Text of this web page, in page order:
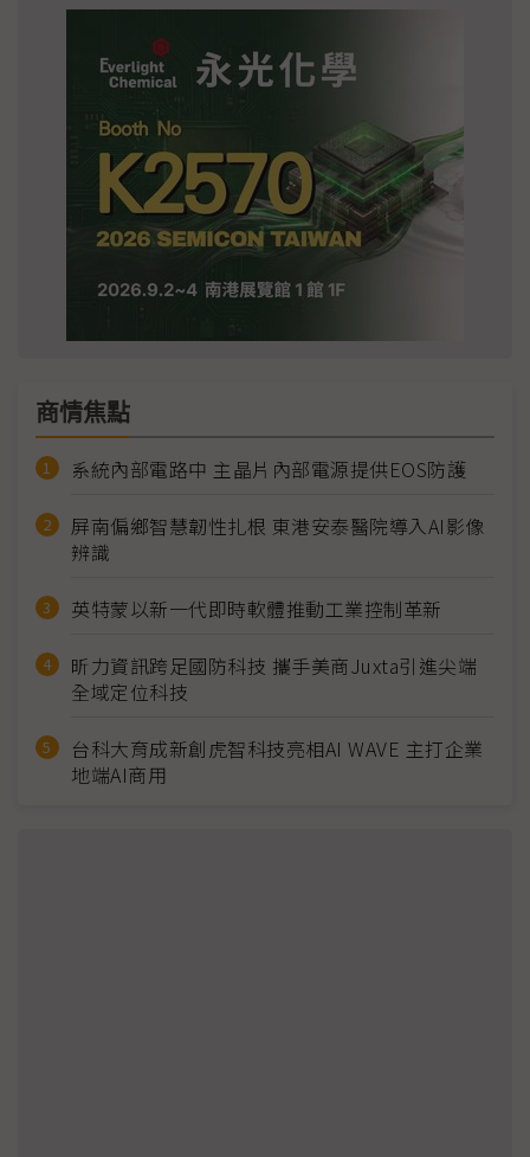
商情焦點
系統內部電路中 主晶片內部電源提供EOS防護
屏南偏鄉智慧韌性扎根 東港安泰醫院導入AI影像
辨識
英特蒙以新一代即時軟體推動工業控制革新
昕力資訊跨足國防科技 攜手美商Juxta引進尖端
全域定位科技
台科大育成新創虎智科技亮相AI WAVE 主打企業
地端AI商用